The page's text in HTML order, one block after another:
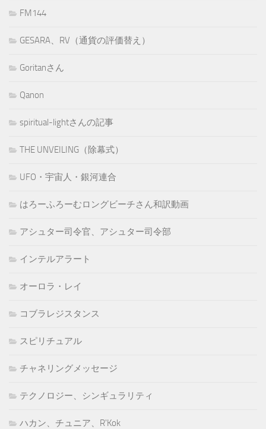
FM144
GESARA、RV（通貨の評価替え）
Goritanさん
Qanon
spiritual-lightさんの記事
THE UNVEILING（除幕式）
UFO・宇宙人・銀河連合
はろーふろーむロングビーチさん和訳動画
アシュター司令官、アシュター司令部
インテルアラート
オーロラ・レイ
コブラレジスタンス
スピリチュアル
チャネリングメッセージ
テクノロジー、シンギュラリティ
ハカン、チュニア、R'Kok